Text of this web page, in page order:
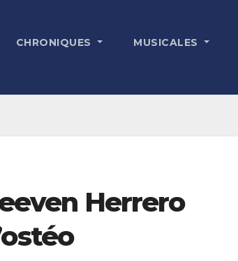
CHRONIQUES MUSICALES
Herrero